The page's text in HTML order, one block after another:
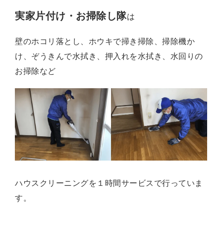
実家片付け・お掃除し隊は
壁のホコリ落とし、ホウキで掃き掃除、掃除機か
け、ぞうきんで水拭き、押入れを水拭き、水回りの
お掃除など
ハウスクリーニングを１時間サービスで行っていま
す。